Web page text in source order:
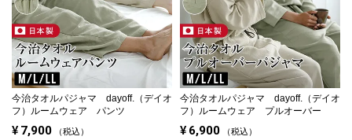
今治タオルパジャマ dayoff.（デイオ
フ）ルームウェア パンツ
¥ 7,900 税込
今治タオルパジャマ dayoff.（デイオ
フ）ルームウェア プルオーバー
¥ 6,900 税込